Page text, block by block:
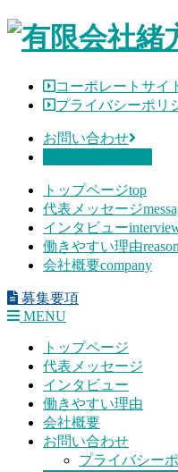
Skip
コーポレートサイ
プライバシーポリ
お問い合わせ
トップページtop
代表メッセージ
インタビュー
働きやすい理由reason
会社概要company
募集要項
MENU
トップページ
代表メッセージ
インタビュー
働きやすい理由
会社概要
お問い合わせ
プライバシー